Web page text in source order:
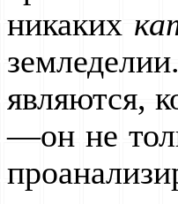
никаких
являются,
—он не